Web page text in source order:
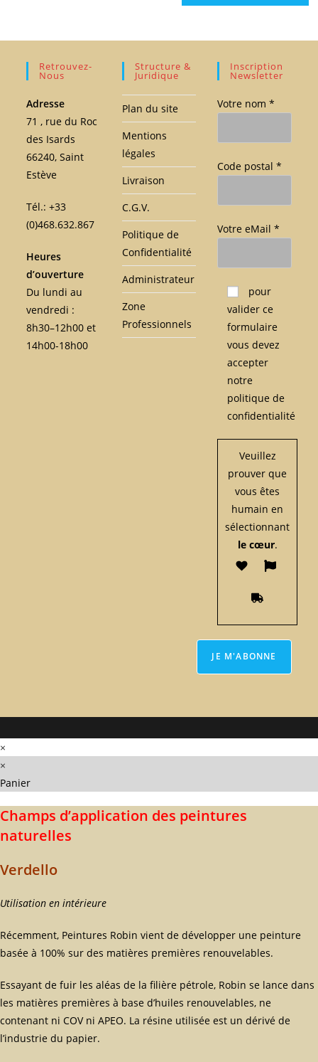
Retrouvez-
Nous
Adresse
71 , rue du Roc
des Isards
66240, Saint
Estève
Tél.: +33
(0)468.632.867
Heures
d’ouverture
Du lundi au
vendredi :
8h30–12h00 et
14h00-18h00
Structure &
Juridique
Plan du site
Mentions
légales
Livraison
C.G.V.
Politique de
Confidentialité
Administrateur
Zone
Professionnels
Inscription
Newsletter
Votre nom *
Code postal *
Votre eMail *
Veuillez laisser ce
pour
valider ce
formulaire
vous devez
accepter
notre
politique de
confidentialité
Veuillez
prouver que
vous êtes
humain en
sélectionnant
le cœur.
×
×
Panier
Champs d’application des peintures
naturelles
Verdello
Utilisation en intérieure
Récemment, Peintures Robin vient de développer une peinture
basée à 100% sur des matières premières renouvelables.
Essayant de fuir les aléas de la filière pétrole, Robin se lance dans
les matières premières à base d’huiles renouvelables, ne
contenant ni COV ni APEO. La résine utilisée est un dérivé de
l’industrie du papier.